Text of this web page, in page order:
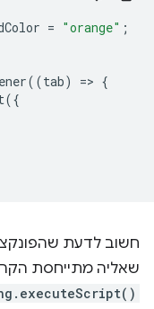
= "orange" ;
((tab) => {
({
חשוב לדעת
שאליה מתייחסת